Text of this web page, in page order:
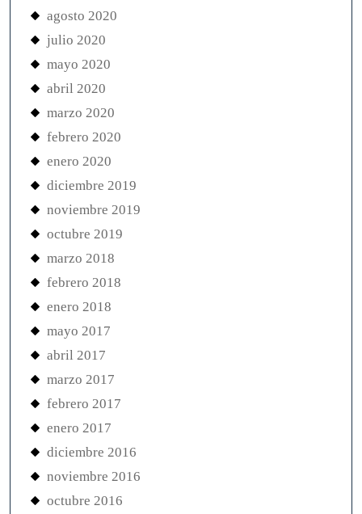
agosto 2020
julio 2020
mayo 2020
abril 2020
marzo 2020
febrero 2020
enero 2020
diciembre 2019
noviembre 2019
octubre 2019
marzo 2018
febrero 2018
enero 2018
mayo 2017
abril 2017
marzo 2017
febrero 2017
enero 2017
diciembre 2016
noviembre 2016
octubre 2016